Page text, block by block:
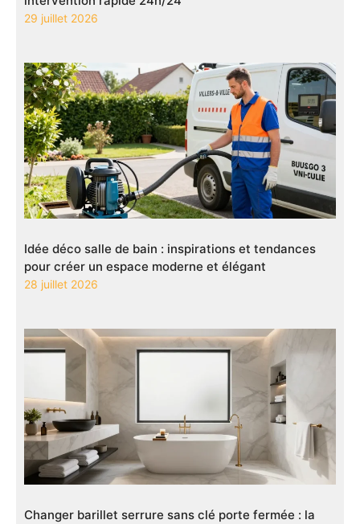
29 juillet 2026
Idée déco salle de bain : inspirations et tendances
pour créer un espace moderne et élégant
28 juillet 2026
Changer barillet serrure sans clé porte fermée : la